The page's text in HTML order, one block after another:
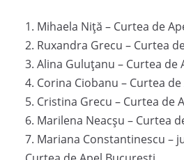
1. Mihaela Niță – Curtea de
2. Ruxandra Grecu – Curtea
3. Alina Guluțanu – Curtea de
4. Corina Ciobanu – Curtea
5. Cristina Grecu – Curtea de
6. Marilena Neacșu – Curtea
7. Mariana Constantinescu –